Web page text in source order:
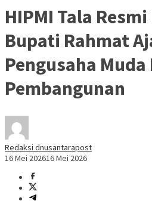
HIPMI Tala
Bupati Rahmat
Pengusaha
Pembangunan
Redaksi dnusantarapost
16 Mei 202616 Mei 2026